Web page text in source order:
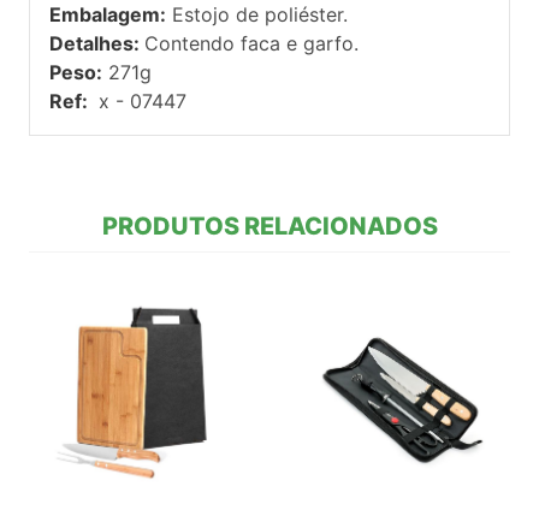
Embalagem: Estojo de poliéster.
Detalhes: Contendo faca e garfo.
Peso: 271g
Ref: x - 07447
PRODUTOS RELACIONADOS